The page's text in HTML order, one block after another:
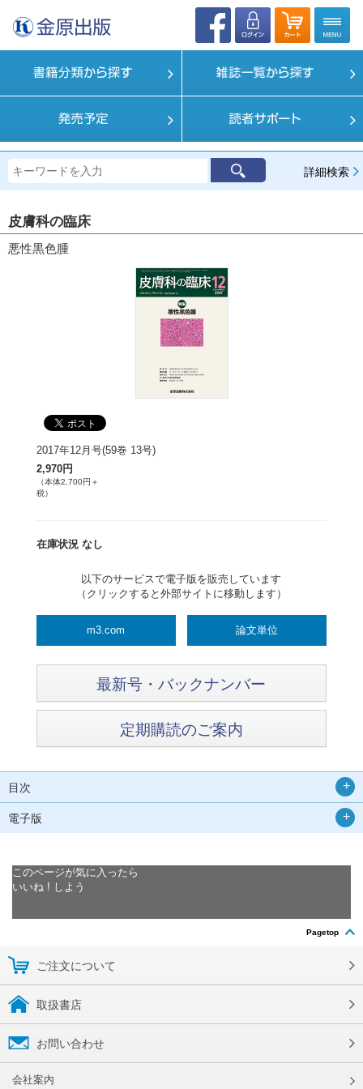
詳細検索
皮膚科の臨床
悪性黒色腫
2017年12月号(59巻 13号)
2,970円
（本体2,700円＋
税）
在庫状況 なし
以下のサービスで電子版を販売しています
（クリックすると外部サイトに移動します）
m3.com 論文単位
最新号・バックナンバー
定期購読のご案内
目次
電子版
このページが気に入ったら
いいね ! しよう
Pagetop
ご注文について
取扱書店
お問い合わせ
会社案内